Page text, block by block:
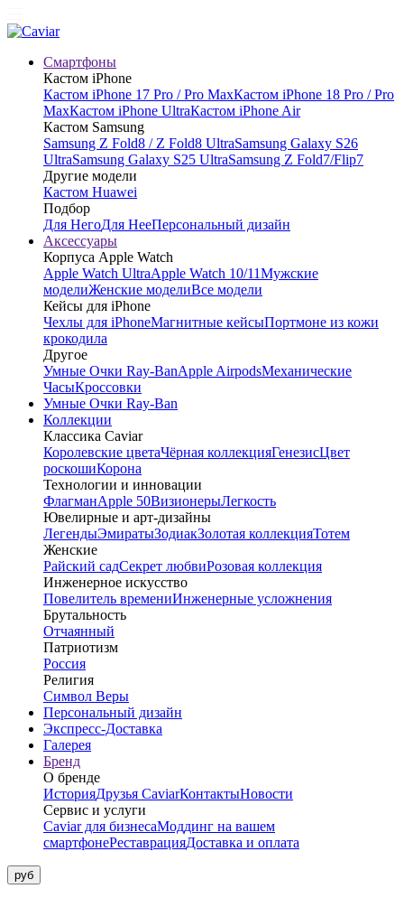
Смартфоны
Кастом iPhone
Кастом iPhone 17 Pro / Pro MaxКастом iPhone 18 Pro / Pro
MaxКастом iPhone UltraКастом iPhone Air
Кастом Samsung
Samsung Z Fold8 / Z Fold8 UltraSamsung Galaxy S26
UltraSamsung Galaxy S25 UltraSamsung Z Fold7/Flip7
Другие модели
Кастом Huawei
Подбор
Для НегоДля НееПерсональный дизайн
Аксессуары
Корпуса Apple Watch
Apple Watch UltraApple Watch 10/11Мужские
моделиЖенские моделиВсе модели
Кейсы для iPhone
Чехлы для iPhoneМагнитные кейсыПортмоне из кожи
крокодила
Другое
Умные Очки Ray-BanApple AirpodsМеханические
ЧасыКроссовки
Умные Очки Ray-Ban
Коллекции
Классика Caviar
Королевские цветаЧёрная коллекцияГенезисЦвет
роскошиКорона
Технологии и инновации
ФлагманApple 50ВизионерыЛегкость
Ювелирные и арт-дизайны
ЛегендыЭмиратыЗодиакЗолотая коллекцияТотем
Женские
Райский садСекрет любвиРозовая коллекция
Инженерное искусство
Повелитель времениИнженерные усложнения
Брутальность
Отчаянный
Патриотизм
Россия
Религия
Символ Веры
Персональный дизайн
Экспресс-Доставка
Галерея
Бренд
О бренде
ИсторияДрузья CaviarКонтактыНовости
Сервис и услуги
Caviar для бизнесаМоддинг на вашем
смартфонеРеставрацияДоставка и оплата
руб